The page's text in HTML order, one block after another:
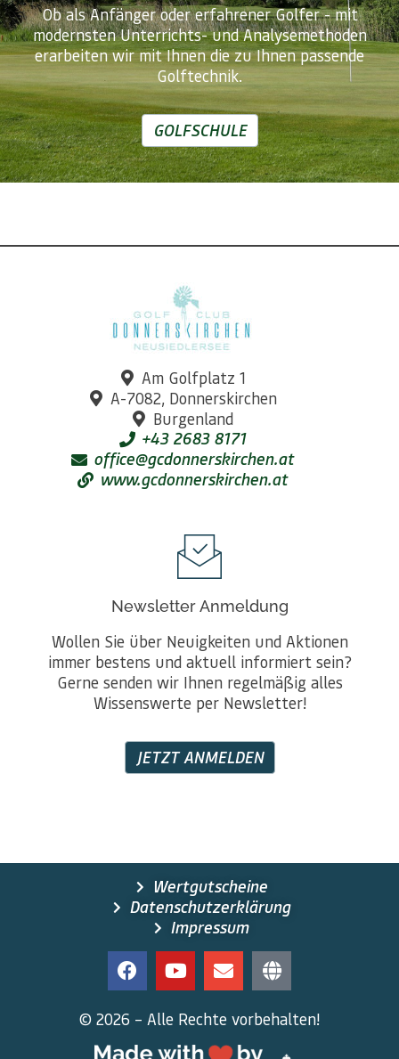
Ob als Anfänger oder erfahrener Golfer - mit
modernsten Unterrichts- und Analysemethoden
erarbeiten wir mit Ihnen die zu Ihnen passende
Golftechnik.
GOLFSCHULE
Am Golfplatz 1
A-7082, Donnerskirchen
Burgenland
+43 2683 8171
office@gcdonnerskirchen.at
www.gcdonnerskirchen.at
Newsletter Anmeldung
Wollen Sie über Neuigkeiten und Aktionen
immer bestens und aktuell informiert sein?
Gerne senden wir Ihnen regelmäßig alles
Wissenswerte per Newsletter!
JETZT ANMELDEN
Wertgutscheine
Datenschutzerklärung
Impressum
© 2026 – Alle Rechte vorbehalten!